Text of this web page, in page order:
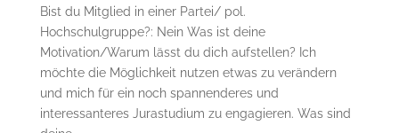
Bist du Mitglied in einer Partei/ pol.
Hochschulgruppe?: Nein Was ist deine
Motivation/Warum lässt du dich aufstellen? Ich
möchte die Möglichkeit nutzen etwas zu verändern
und mich für ein noch spannenderes und
interessanteres Jurastudium zu engagieren. Was sind